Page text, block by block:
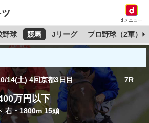
dメニュー
野球 競馬 Jリーグ プロ野球（2軍）
14(土) 4回京都3日目 7R
万円以下
右・1800m 15頭